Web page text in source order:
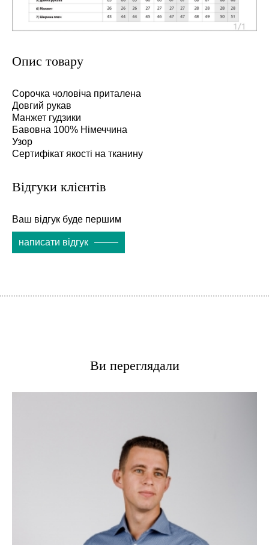
Опис товару
Сорочка чоловіча приталена
Довгий рукав
Манжет гудзики
Бавовна 100% Німеччина
Узор
Сертифікат якості на тканину
Відгуки клієнтів
Ваш відгук буде першим
написати відгук
Ви переглядали